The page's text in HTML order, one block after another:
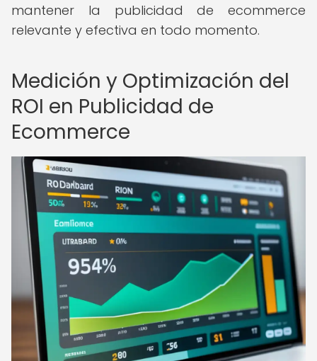
mantener la publicidad de ecommerce
relevante y efectiva en todo momento.
Medición y Optimización del
ROI en Publicidad de
Ecommerce